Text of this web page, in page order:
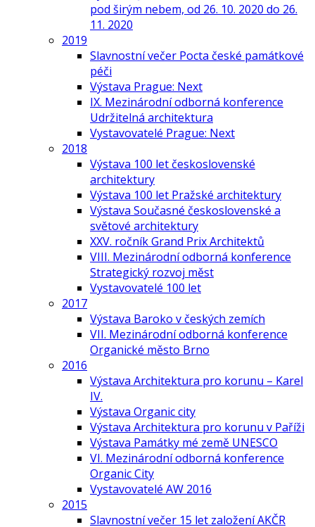
pod širým nebem, od 26. 10. 2020 do 26.
11. 2020
2019
Slavnostní večer Pocta české památkové
péči
Výstava Prague: Next
IX. Mezinárodní odborná konference
Udržitelná architektura
Vystavovatelé Prague: Next
2018
Výstava 100 let československé
architektury
Výstava 100 let Pražské architektury
Výstava Současné československé a
světové architektury
XXV. ročník Grand Prix Architektů
VIII. Mezinárodní odborná konference
Strategický rozvoj měst
Vystavovatelé 100 let
2017
Výstava Baroko v českých zemích
VII. Mezinárodní odborná konference
Organické město Brno
2016
Výstava Architektura pro korunu – Karel
IV.
Výstava Organic city
Výstava Architektura pro korunu v Paříži
Výstava Památky mé země UNESCO
VI. Mezinárodní odborná konference
Organic City
Vystavovatelé AW 2016
2015
Slavnostní večer 15 let založení AKČR